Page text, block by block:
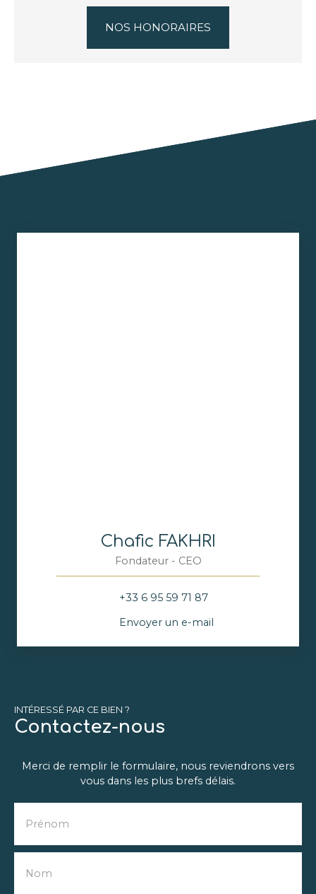
NOS HONORAIRES
Chafic FAKHRI
Fondateur - CEO
+33 6 95 59 71 87
Envoyer un e-mail
INTÉRESSÉ PAR CE BIEN ?
Contactez-nous
Merci de remplir le formulaire, nous reviendrons vers
vous dans les plus brefs délais.
Prénom
Nom